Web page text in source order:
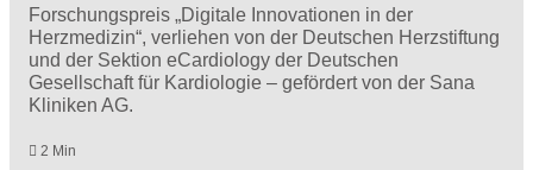
Forschungspreis „Digitale Innovationen in der
Herzmedizin“, verliehen von der Deutschen Herzstiftung
und der Sektion eCardiology der Deutschen
Gesellschaft für Kardiologie – gefördert von der Sana
Kliniken AG.
2 Min